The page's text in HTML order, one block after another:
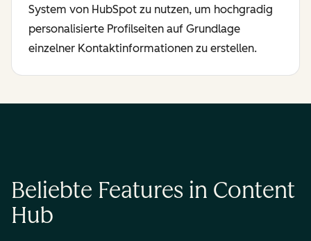
System von HubSpot zu nutzen, um hochgradig
personalisierte Profilseiten auf Grundlage
einzelner Kontaktinformationen zu erstellen.
Beliebte Features in Content
Hub